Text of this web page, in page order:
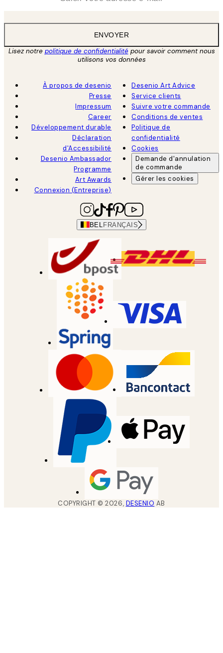
ENVOYER
Lisez notre politique de confidentialitépour savoir comment nous
utilisons vos données
À propos de desenio
Presse
Impressum
Career
Développement durable
Déclaration
d'Accessibilité
Desenio Ambassador
Programme
Art Awards
Connexion (Entreprise)
Desenio Art Advice
Service clients
Suivre votre commande
Conditions de ventes
Politique de
confidentialité
Cookies
Demande d'annulation
de commande
Gérer les cookies
BEL FRANÇAIS
COPYRIGHT ©2026, DESENIO AB